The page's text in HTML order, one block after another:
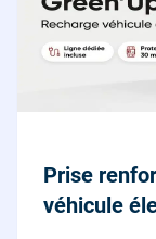
Prise
véhicule